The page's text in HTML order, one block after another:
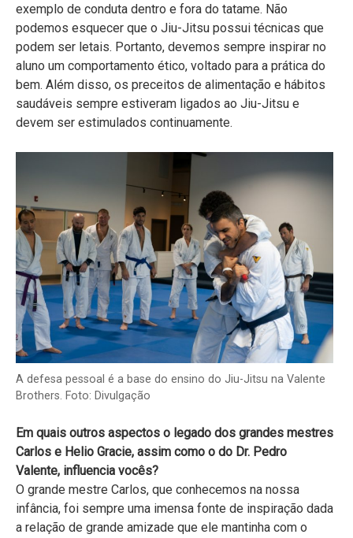
exemplo de conduta dentro e fora do tatame. Não
podemos esquecer que o Jiu-Jitsu possui técnicas que
podem ser letais. Portanto, devemos sempre inspirar no
aluno um comportamento ético, voltado para a prática do
bem. Além disso, os preceitos de alimentação e hábitos
saudáveis sempre estiveram ligados ao Jiu-Jitsu e
devem ser estimulados continuamente.
A defesa pessoal é a base do ensino do Jiu-Jitsu na Valente
Brothers. Foto: Divulgação
Em quais outros aspectos o legado dos grandes mestres
Carlos e Helio Gracie, assim como o do Dr. Pedro
Valente, influencia vocês?
O grande mestre Carlos, que conhecemos na nossa
infância, foi sempre uma imensa fonte de inspiração dada
a relação de grande amizade que ele mantinha com o